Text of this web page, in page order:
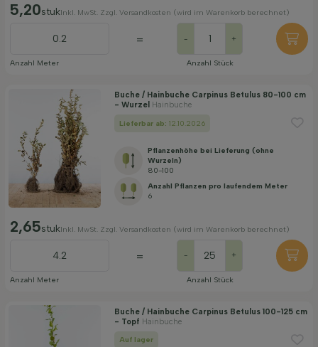
Wuchsform
5,20stukInkl. MwSt. Zzgl. Versandkosten (wird im Warenkorb berechnet)
Anzahl Meter
= - +
Anzahl Stück
Buche / Hainbuche Carpinus Betulus 80-100 cm
- Wurzel Hainbuche
Lieferbar ab: 12.10.2026
Pflanzenhöhe bei Lieferung (ohne
Wurzeln)
80-100
Anzahl Pflanzen pro laufendem Meter
6
2,65stukInkl. MwSt. Zzgl. Versandkosten (wird im Warenkorb berechnet)
Anzahl Meter
= - +
Anzahl Stück
Buche / Hainbuche Carpinus Betulus 100-125 cm
- Topf Hainbuche
Auf lager